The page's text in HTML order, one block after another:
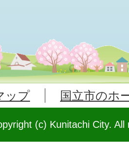
ップ 国立市のホ
(c) Kunitachi City.